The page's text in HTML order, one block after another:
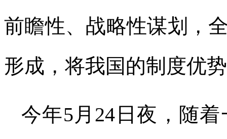
前瞻性、战略性谋划，
形成，将我国的制度优
今年5月24日夜，随